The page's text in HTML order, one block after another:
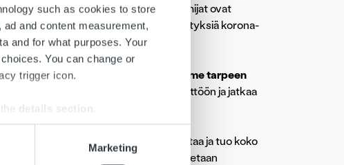
such as cookies to store
and content measurement,
and for what purposes. Your
You can change or
trigger icon.
details section
analyse our traffic. We also share
Marketing
Liittoon kuuluvat toimijat ovat
on tukea yritysten toimintaedellytyksiä korona-
selkeyttämisen varaa ja ymmärrämme tarpeen
perintälaki on hyvä ottaa käyttöön ja jatkaa
perintälakiuudistuksen valmistelua.
alalla toimivien yritysten toimintaa ja tuo koko
tärkeää, että sääntely laajennetaan